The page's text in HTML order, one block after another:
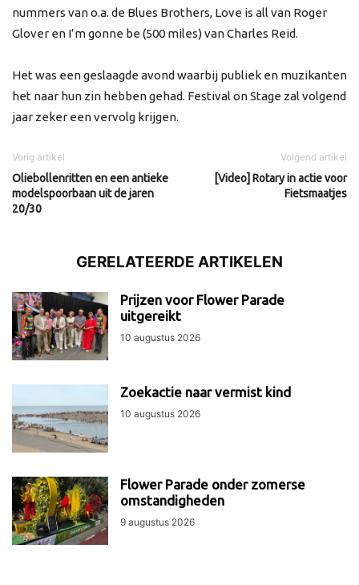
nummers van o.a. de Blues Brothers, Love is all van Roger
Glover en I’m gonne be (500 miles) van Charles Reid.
Het was een geslaagde avond waarbij publiek en muzikanten
het naar hun zin hebben gehad. Festival on Stage zal volgend
jaar zeker een vervolg krijgen.
Vorig artikel
Oliebollenritten en een antieke
modelspoorbaan uit de jaren
20/30
Volgend artikel
[Video] Rotary in actie voor
Fietsmaatjes
GERELATEERDE ARTIKELEN
Prijzen voor Flower Parade
uitgereikt
10 augustus 2026
Zoekactie naar vermist kind
10 augustus 2026
Flower Parade onder zomerse
omstandigheden
9 augustus 2026